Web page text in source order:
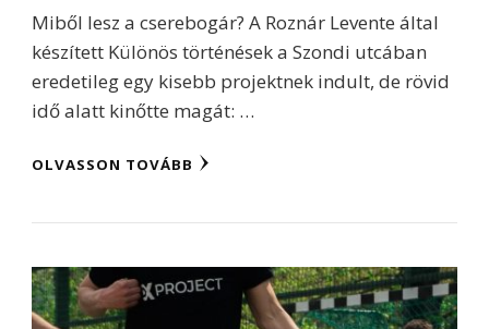
Miből lesz a cserebogár? A Roznár Levente által
készített Különös történések a Szondi utcában
eredetileg egy kisebb projektnek indult, de rövid
idő alatt kinőtte magát: …
OLVASSON TOVÁBB